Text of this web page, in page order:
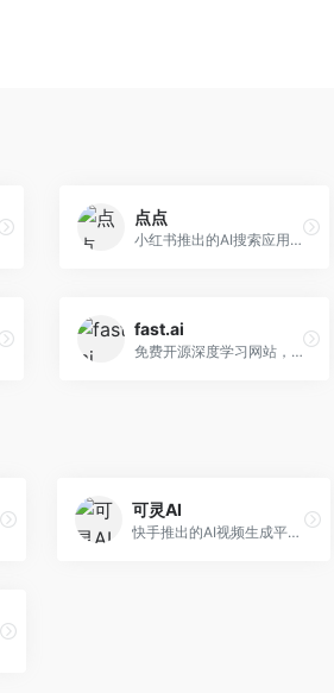
点点
小红书推出的AI搜索应用，专注于生活方式内容搜索。面向小红书用户，提供生活攻略、消费决策、内容推荐等服务，生活方式内容丰富。
fast.ai
免费开源深度学习网站，专注于实用AI教学。面向开发者，提供免费深度学习课程、实战项目、代码库等资源，学习门槛低。
可灵AI
快手推出的AI视频生成平台，支持文生视频和图生视频，可生成长达2分钟的高质量视频内容。面向短视频创作者和营销人员，操作简便，生成效果逼真，适合商业推广和创意表达。